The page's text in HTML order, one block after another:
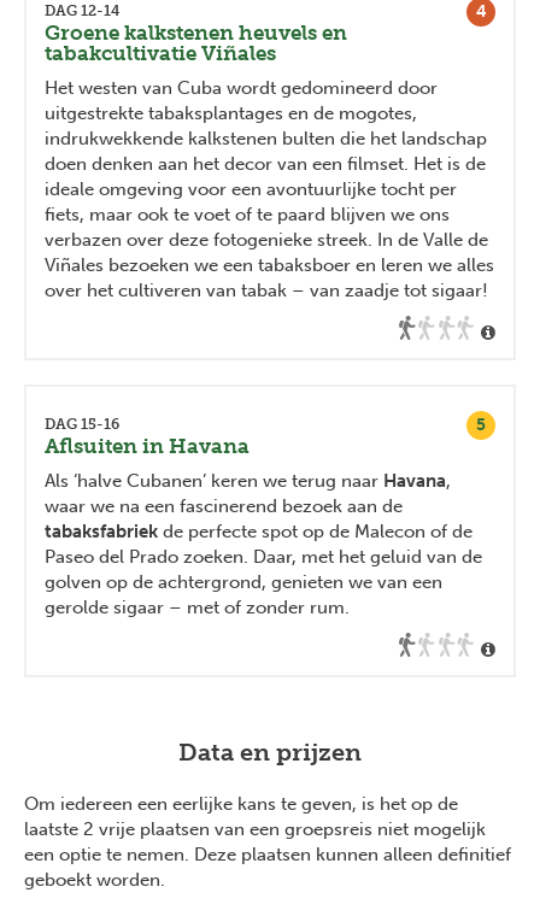
4
DAG 12-14
Groene kalkstenen heuvels en
tabakcultivatie Viñales
Het westen van Cuba wordt gedomineerd door
uitgestrekte tabaksplantages en de mogotes,
indrukwekkende kalkstenen bulten die het landschap
doen denken aan het decor van een filmset. Het is de
ideale omgeving voor een avontuurlijke tocht per
fiets, maar ook te voet of te paard blijven we ons
verbazen over deze fotogenieke streek. In de Valle de
Viñales bezoeken we een tabaksboer en leren we alles
over het cultiveren van tabak – van zaadje tot sigaar!
5
DAG 15-16
Aflsuiten in Havana
Als ‘halve Cubanen’ keren we terug naar Havana,
waar we na een fascinerend bezoek aan de
tabaksfabriek de perfecte spot op de Malecon of de
Paseo del Prado zoeken. Daar, met het geluid van de
golven op de achtergrond, genieten we van een
gerolde sigaar – met of zonder rum.
Data en prijzen
Om iedereen een eerlijke kans te geven, is het op de
laatste 2 vrije plaatsen van een groepsreis niet mogelijk
een optie te nemen. Deze plaatsen kunnen alleen definitief
geboekt worden.